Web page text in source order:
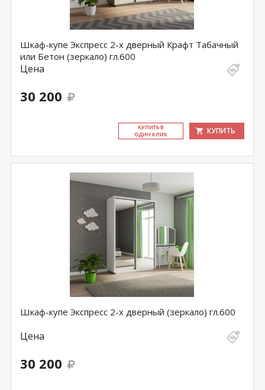
Шкаф-купе Экспресс 2-х дверный Крафт Табачный
или Бетон (зеркало) гл.600
Цена
30 200
КУ­ПИТЬ В
ОДИН КЛИК
КУПИТЬ
Шкаф-купе Экспресс 2-х дверный (зеркало) гл.600
Цена
30 200